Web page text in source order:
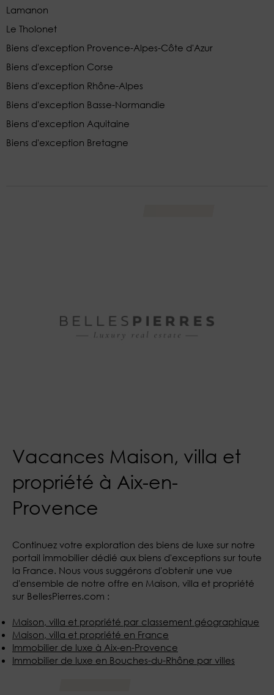
Lamanon
Le Tholonet
Biens d'exception Provence-Alpes-Côte d'Azur
Biens d'exception Corse
Biens d'exception Rhône-Alpes
Biens d'exception Basse-Normandie
Biens d'exception Aquitaine
Biens d'exception Bretagne
Vacances Maison, villa et
propriété à Aix-en-
Provence
Continuez votre exploration des biens de luxe sur notre
portail immobilier dédié aux biens d'exceptions sur toute
la France. Nous vous suggérons d'obtenir une vue
d'ensemble de notre offre en Maison, villa et propriété
sur BellesPierres.com :
Maison, villa et propriété par classement géographique
Maison, villa et propriété en France
Immobilier de luxe à Aix-en-Provence
Immobilier de luxe en Bouches-du-Rhône par villes